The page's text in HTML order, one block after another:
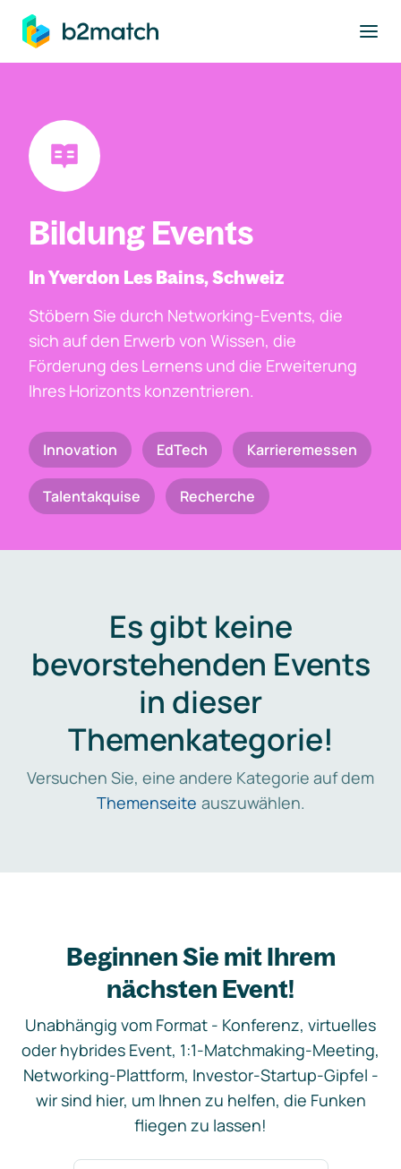
springen
Bildung Events
In Yverdon Les Bains, Schweiz
Stöbern Sie durch Networking-Events, die
sich auf den Erwerb von Wissen, die
Förderung des Lernens und die Erweiterung
Ihres Horizonts konzentrieren.
Innovation EdTech Karrieremessen
Talentakquise Recherche
Es gibt keine
bevorstehenden Events
in dieser
Themenkategorie!
Versuchen Sie, eine andere Kategorie auf dem
Themenseite auszuwählen.
Beginnen Sie mit Ihrem
nächsten Event!
Unabhängig vom Format - Konferenz, virtuelles
oder hybrides Event, 1:1-Matchmaking-Meeting,
Networking-Plattform, Investor-Startup-Gipfel -
wir sind hier, um Ihnen zu helfen, die Funken
fliegen zu lassen!